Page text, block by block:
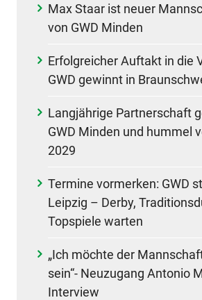
Max Staar ist neuer
von GWD Minden
Erfolgreicher Auftakt in die
GWD gewinnt in
Langjährige Partnerschaft
GWD Minden und hummel
2029
Termine vormerken: GWD
Leipzig – Derby,
Topspiele warten
„Ich möchte der
sein“- Neuzugang Antonio
Interview